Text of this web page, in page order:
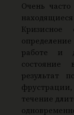
Очень
Кризисное
работе и
состояние
результат
течение